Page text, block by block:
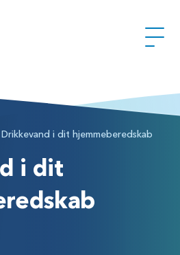
Drikkevand i dit hjemmeberedskab
i dit